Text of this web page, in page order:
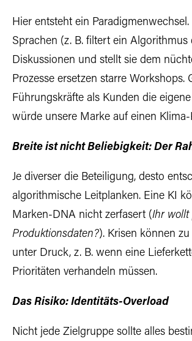
Hier entsteht ein
Sprachen (z. B. filtert ein
Diskussionen und stellt sie dem
Prozesse ersetzen starre Workshops.
Führungskräfte als Kunden die
würde unsere Marke auf einen Klima-
Breite ist nicht Beliebigkeit: Der
Je diverser die Beteiligung, desto
algorithmische Leitplanken. Eine KI
Marken-DNA nicht zerfasert (Ihr wollt
Produktionsdaten?). Krisen können
unter Druck, z. B. wenn eine
Prioritäten verhandeln müssen.
Das Risiko: Identitäts-Overload
Nicht jede Zielgruppe sollte alles